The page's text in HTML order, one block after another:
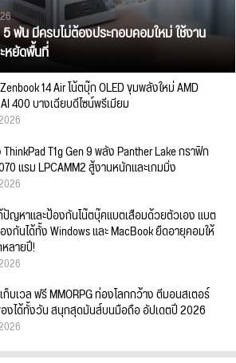
พัน มีครบไม่ต้องประกอบคอมใหม่ ใช้งาน
หยัดพื้นที่
14 Air โน้ตบุ๊ก OLED ขุมพลังใหม่ AMD
400 บางเฉียบดีไซน์พรีเมียม
T1g Gen 9 พลัง Panther Lake กราฟิก
แรม LPCAMM2 สู้งานหนักและเกมมิ่ง
ญหาและป้องกันโน๊ตบุ๊คแบตเสื่อมด้วยตัวเอง แบต
งกันได้ทั้ง Windows และ MacBook ยืดอายุคอมให้
ลายปี!
ก็บเวล ฟรี MMORPG ท่องโลกกว้าง ตีมอนสเตอร์
งได้ทั้งวัน สนุกสุดมันส์บนมือถือ อัปเดตปี 2026